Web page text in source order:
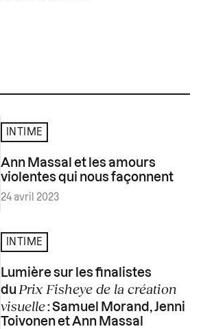
INTIME
Ann Massal et les amours
violentes qui nous façonnent
24 avril 2023
INTIME
Lumière sur les finalistes
du Prix Fisheye de la création
visuelle: Samuel Morand, Jenni
Toivonen et Ann Massal